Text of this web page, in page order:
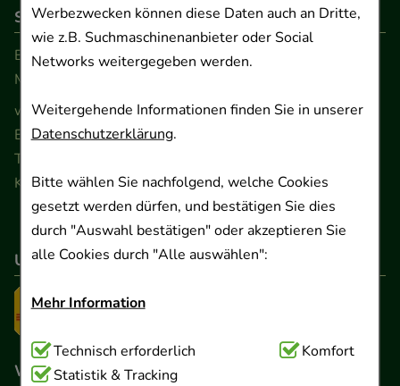
Werbezwecken können diese Daten auch an Dritte,
wie z.B. Suchmaschinenanbieter oder Social
Networks weitergegeben werden.
Weitergehende Informationen finden Sie in unserer
Datenschutzerklärung.
Bitte wählen Sie nachfolgend, welche Cookies
gesetzt werden dürfen, und bestätigen Sie dies
durch "Auswahl bestätigen" oder akzeptieren Sie
alle Cookies durch "Alle auswählen":
Mehr Information
Technisch Notwendig:Hierbei handelt es sich um
Cookies, die für die Grundfunktionen unserer
Technisch erforderlich
Komfort
Statistik & Tracking
So erreichen Sie uns
Beratung und Kundenservice:
Montag - Freitag von 9.00 bis 17.00 Uhr
www.ApoSalis.de· E-Mail:info@ApoSalis.de
Ernst-August-Platz 2 · 30159 Hannover
Telefon 0511 89 71 80 0 · Fax 0511 89 71 80 11
Kontaktformular
Unser Versanddienstleister
Wir sind hier gelistet